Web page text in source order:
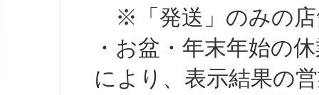
※「発送」のみの店
・お盆・年末年始の
により、表示結果の